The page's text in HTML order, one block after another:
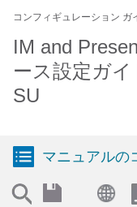
コンフィギュレーション ガ
IM and
ース設定ガ
SU
マニュアルの